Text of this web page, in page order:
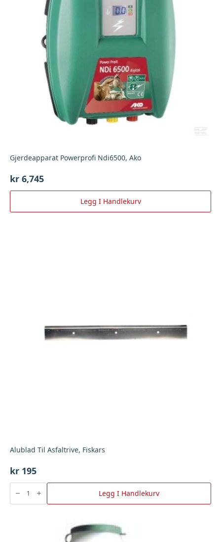
Gjerdeapparat Powerprofi Ndi6500, Ako
kr 6,745
Legg I Handlekurv
Alublad Til Asfaltrive, Fiskars
kr 195
Alublad
Asfaltrive,
Fiskars
Legg I Handlekurv